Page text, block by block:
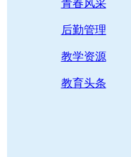
青春风采
后勤管理
教学资源
教育头条